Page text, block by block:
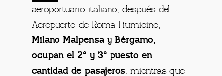
aeroportuario italiano, después del
Aeropuerto de Roma Fiumicino,
Milano Malpensa y Bérgamo,
ocupan el 2º y 3º puesto en
cantidad de pasajeros, mientras que